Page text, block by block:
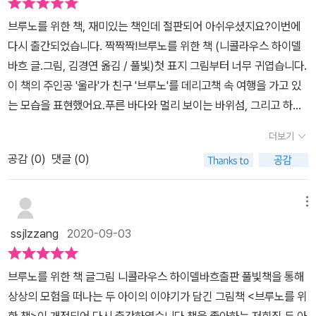
줄게. 잘 들어 봐.” 그렇게 브루노와 울라는 책으로 들어가 버
리게 되지요.둘은 어떤 모험을 즐기게 될까요? 책을 읽고 브
루노와 울라와 함께 모험을 끝내고 그림책에서 빠져나오셨나요?아니
면 저처럼 책장을 다시 넘겨서 그림 속에 빠져 계시나요? 울라와 브
루노가 함께 책을 넘기기 전까지의 장면에는 텍스트가 있어요.책으로
모험을 떠나는 순간부터 모험을 마무리할 때까지 글이 없는 장면들만
있었지요.모두 20여 컷인데 저는 글자가 없었는지도 모르고 다음 장
면이 궁금해서 책장을 넘기에 바빴어요.브루노가 점점 책의 모험에
고 구름 속으로 하늘을 날아보지요.이 모든 것들을 즐기는 울라와 달
리 브루노는 울라 등에 매달리고, 눈을 감아버리기도 해요.그러더니
하늘에서 날카로운 무언가를 발견하지요.저도 이 날카롭고 뾰족한 것
이 궁금해서 바로 뒷장으로 넘어갔더니....발톱이었어요. 상상하는 것
보다 더 큰가 봐요. 발톱만도 저리 큰 것을 보면 말이지요.너무 놀란
브루노 손으로 눈을 감기도 하고 다시 눈을 질끈 감아버리네요.브루
브루노를 위한 책, 재미있는 책인데 절판되어 아쉬우셨지요?이번에
다시 출간되었습니다. 짝짝짝!브루노를 위한 책 (니콜라우스 하이델
바흐 글.그림, 김경연 옮김 / 풀빛)첫 표지 그림부터 너무 귀엽습니다.
이 책의 주인공 '울라'가 친구 '브루노'를 데리고책 속 여행을 가고 있
는 모습을 표현했어요.푸른 바다와 멀리 보이는 바위섬, 그리고 하늘
를 좋아해요.벌써 책읽는 재미를 알고, 부모님 서재를 이용하다니,
참 기특해요.반면, 울라의 친구 브루노는새로운 옷입기에 관심이 있
고, 책읽기에는 흥미가 없어요.이런 브루노에게 책읽는 즐거움을 가
르쳐 주고 싶어하는 예쁜 울라! ^^책 속 계단으로 내려와 책 속 여행을
가득 큰 그림이 11장 정도 이어집니다.그 그림을 보고, 생각나는대로
이야기를 직접 만들어서 이야기해 볼 수 있으니, 우리 아이도 이 부분
을 재미있어 하더라고요.울라와 브루노가 책 속 여행을 떠나고,둘이
다시 집으로 돌아오는 과정에 집중하며 책을 보더니재미있다고 하며
더보기
공감 (0) 댓글 (0)
ssjlzzang 2020-09-03
브루노를 위한 책 글그림 니콜라우스 하이델바흐출판 풀빛​책을 통해
상상의 모험을 떠나는 두 아이의 이야기가 담긴 그림책 <브루노를 위